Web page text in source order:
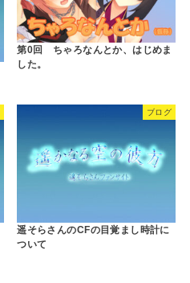
第0回 ちゃろなんとか、はじめま
した。
ブログ
遥そらさんのCFの目覚まし時計に
ついて